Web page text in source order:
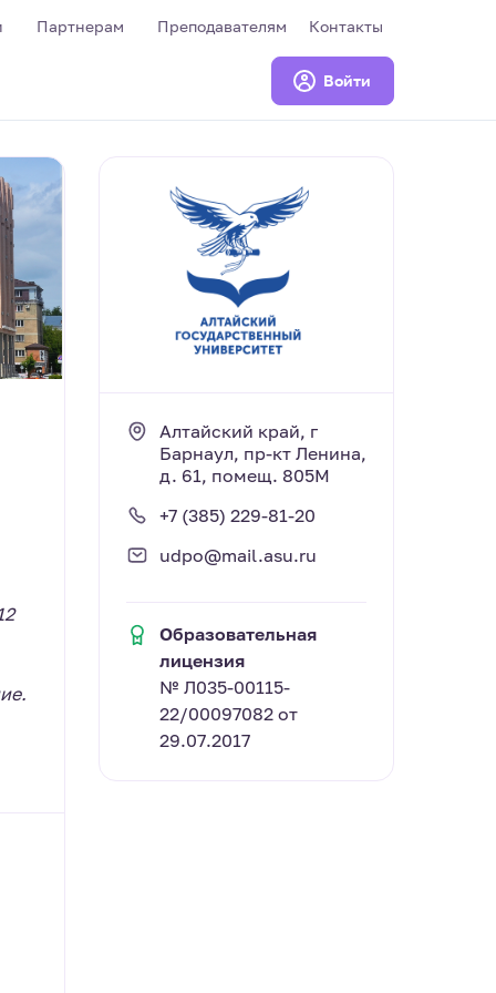
Партнерам Преподавателям Контакты
Войти
Алтайский край, г
Барнаул, пр-кт Ленина,
д. 61, помещ. 805М
+7 (385) 229-81-20
udpo@mail.asu.ru
Образовательная
лицензия
№ Л035-00115-
22/00097082 от
29.07.2017